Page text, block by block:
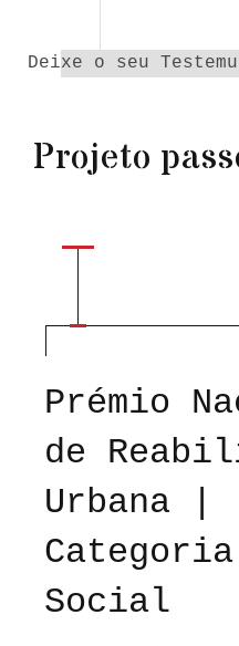
Deixe o seu
Projeto
Prémio
de
Urbana |
Social